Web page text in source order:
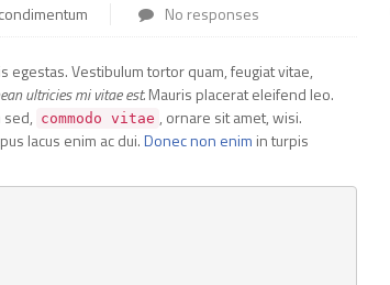
No responses
egestas. Vestibulum tortor quam, feugiat vitae,
ultricies mi vitae est.Mauris placerat eleifend leo.
commodo vitae , ornare sit amet, wisi.
lacus enim ac dui.Donec non enim in turpis